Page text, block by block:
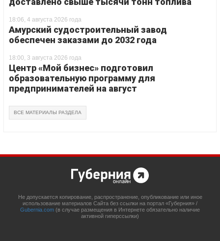
18:06, 4 августа 2026 года
Амурский судостроительный завод
обеспечен заказами до 2032 года
18:00, 3 августа 2026 года
Центр «Мой бизнес» подготовил
образовательную программу для
предпринимателей на август
ВСЕ МАТЕРИАЛЫ РАЗДЕЛА
Не допускается копирование, распространение, опубликование или иное
использование материалов Сайта без ссылки на портал «Губерния» /
Gubernia.com (в случае размещения в Интернете обязательно наличие
активной гиперссылки)